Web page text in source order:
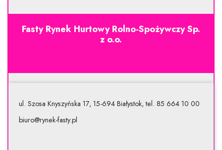
Fasty Rynek Hurtowy Rolno-Spożywczy Sp.
z o.o.
ul. Szosa Knyszyńska 17, 15-694 Białystok, tel. 85 664 10 00
biuro@rynek-fasty.pl